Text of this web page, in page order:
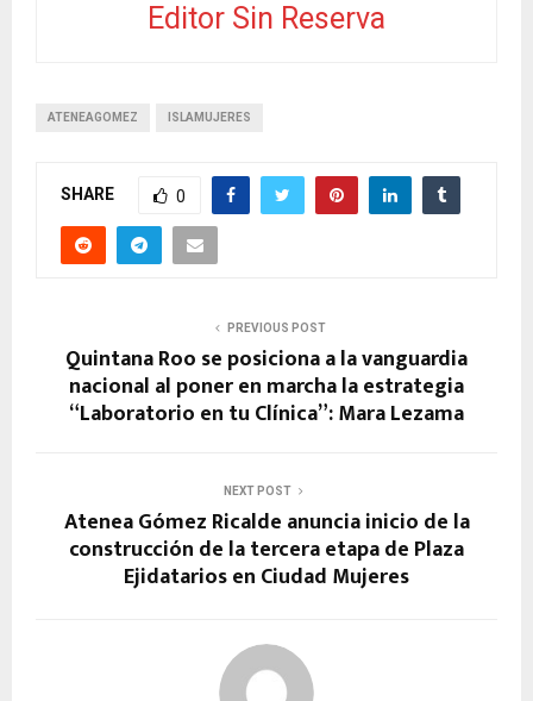
Editor Sin Reserva
ATENEAGOMEZ ISLAMUJERES
SHARE 0
PREVIOUS POST
Quintana Roo se posiciona a la vanguardia
nacional al poner en marcha la estrategia
“Laboratorio en tu Clínica”: Mara Lezama
NEXT POST
Atenea Gómez Ricalde anuncia inicio de la
construcción de la tercera etapa de Plaza
Ejidatarios en Ciudad Mujeres